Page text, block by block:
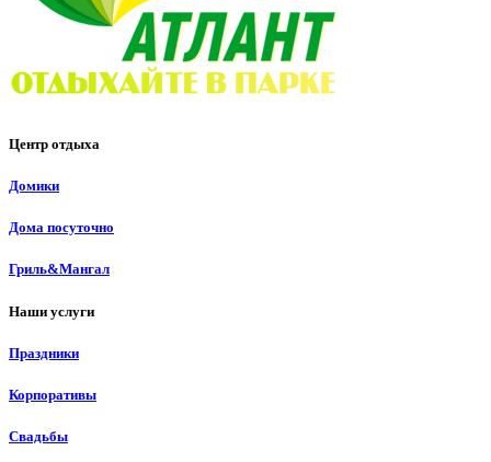
Центр отдыха
Домики
Дома посуточно
Гриль&Мангал
Наши услуги
Праздники
Корпоративы
Свадьбы